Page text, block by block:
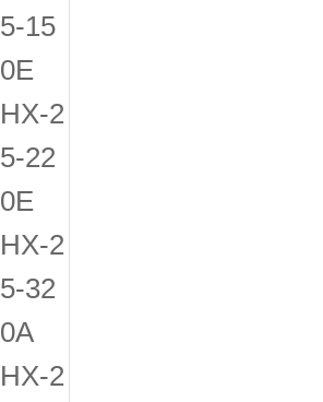
5-15
0E
HX-2
5-22
0E
HX-2
5-32
0A
HX-2